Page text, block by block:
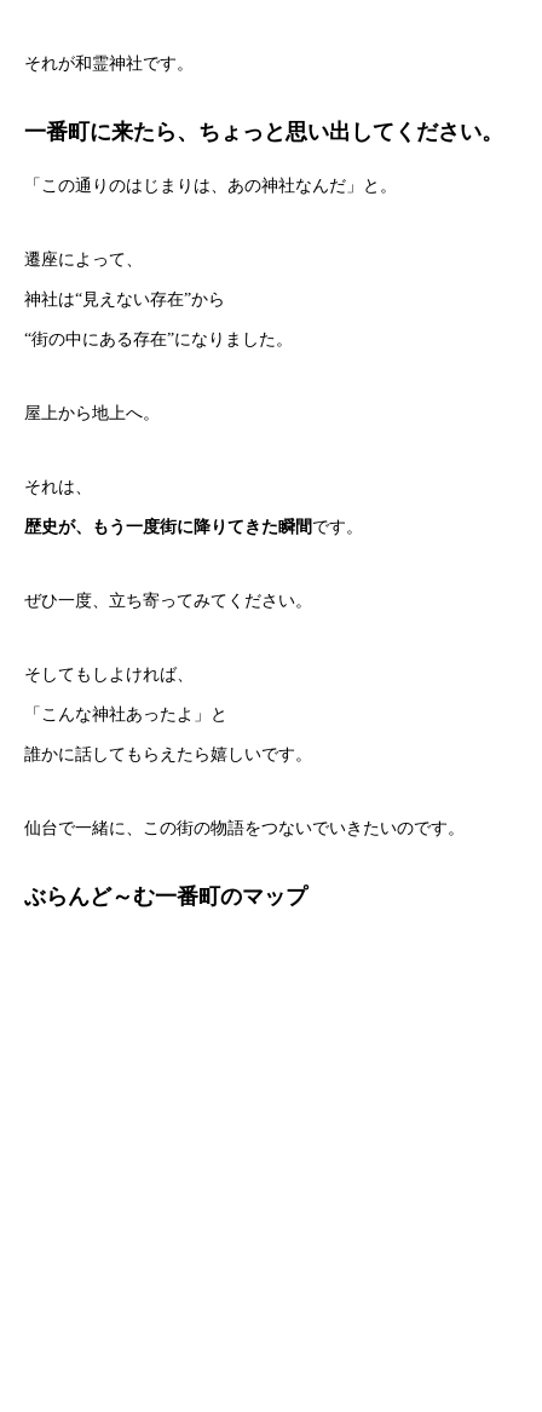
それが和霊神社です。
一番町に来たら、ちょっと思い出してください。
「この通りのはじまりは、あの神社なんだ」と。
遷座によって、
神社は“見えない存在”から
“街の中にある存在”になりました。
屋上から地上へ。
それは、
歴史が、もう一度街に降りてきた瞬間 です。
ぜひ一度、立ち寄ってみてください。
そしてもしよければ、
「こんな神社あったよ」と
誰かに話してもらえたら嬉しいです。
仙台で一緒に、この街の物語をつないでいきたいのです。
ぶらんど～む一番町のマップ